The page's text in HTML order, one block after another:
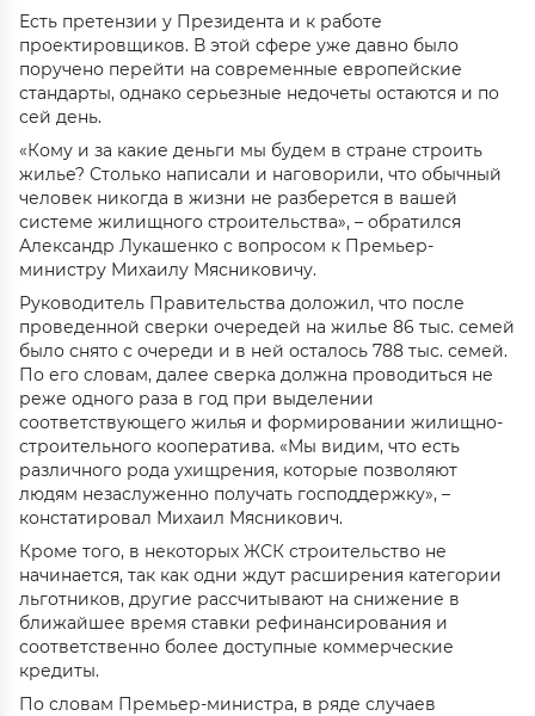
Есть претензии у Президента и к работе
проектировщиков. В этой сфере уже давно было
поручено перейти на современные европейские
стандарты, однако серьезные недочеты остаются и по
сей день.
«Кому и за какие деньги мы будем в стране строить
жилье? Столько написали и наговорили, что обычный
человек никогда в жизни не разберется в вашей
системе жилищного строительства», – обратился
Александр Лукашенко с вопросом к Премьер-
министру Михаилу Мясниковичу.
Руководитель Правительства доложил, что после
проведенной сверки очередей на жилье 86 тыс. семей
было снято с очереди и в ней осталось 788 тыс. семей.
По его словам, далее сверка должна проводиться не
реже одного раза в год при выделении
соответствующего жилья и формировании жилищно-
строительного кооператива. «Мы видим, что есть
различного рода ухищрения, которые позволяют
людям незаслуженно получать господдержку», –
констатировал Михаил Мясникович.
Кроме того, в некоторых ЖСК строительство не
начинается, так как одни ждут расширения категории
льготников, другие рассчитывают на снижение в
ближайшее время ставки рефинансирования и
соответственно более доступные коммерческие
кредиты.
По словам Премьер-министра, в ряде случаев